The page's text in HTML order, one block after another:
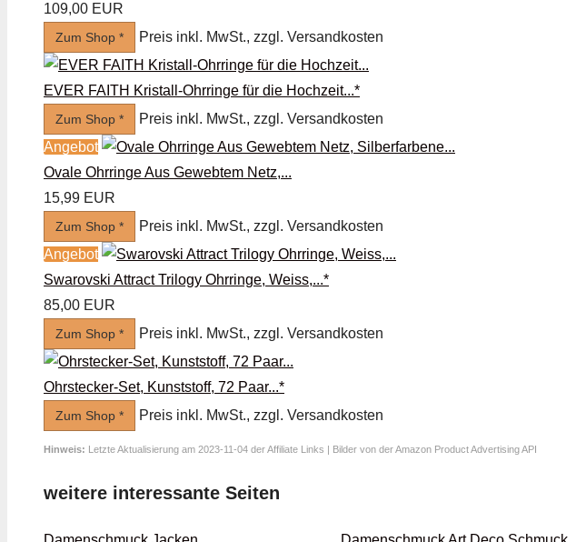
109,00 EUR
Zum Shop * Preis inkl. MwSt., zzgl. Versandkosten
EVER FAITH Kristall-Ohrringe für die Hochzeit...*
Zum Shop *
Preis inkl. MwSt., zzgl. Versandkosten
Angebot
Ovale Ohrringe Aus Gewebtem Netz,...
15,99 EUR
Zum Shop *
Preis inkl. MwSt., zzgl. Versandkosten
Angebot
Swarovski Attract Trilogy Ohrringe, Weiss,...*
85,00 EUR
Zum Shop * Preis inkl. MwSt., zzgl. Versandkosten
Ohrstecker-Set, Kunststoff, 72 Paar...*
Zum Shop * Preis inkl. MwSt., zzgl. Versandkosten
Hinweis: Letzte Aktualisierung am 2023-11-04 der Affiliate Links | Bilder von der Amazon Product Advertising API
weitere interessante Seiten